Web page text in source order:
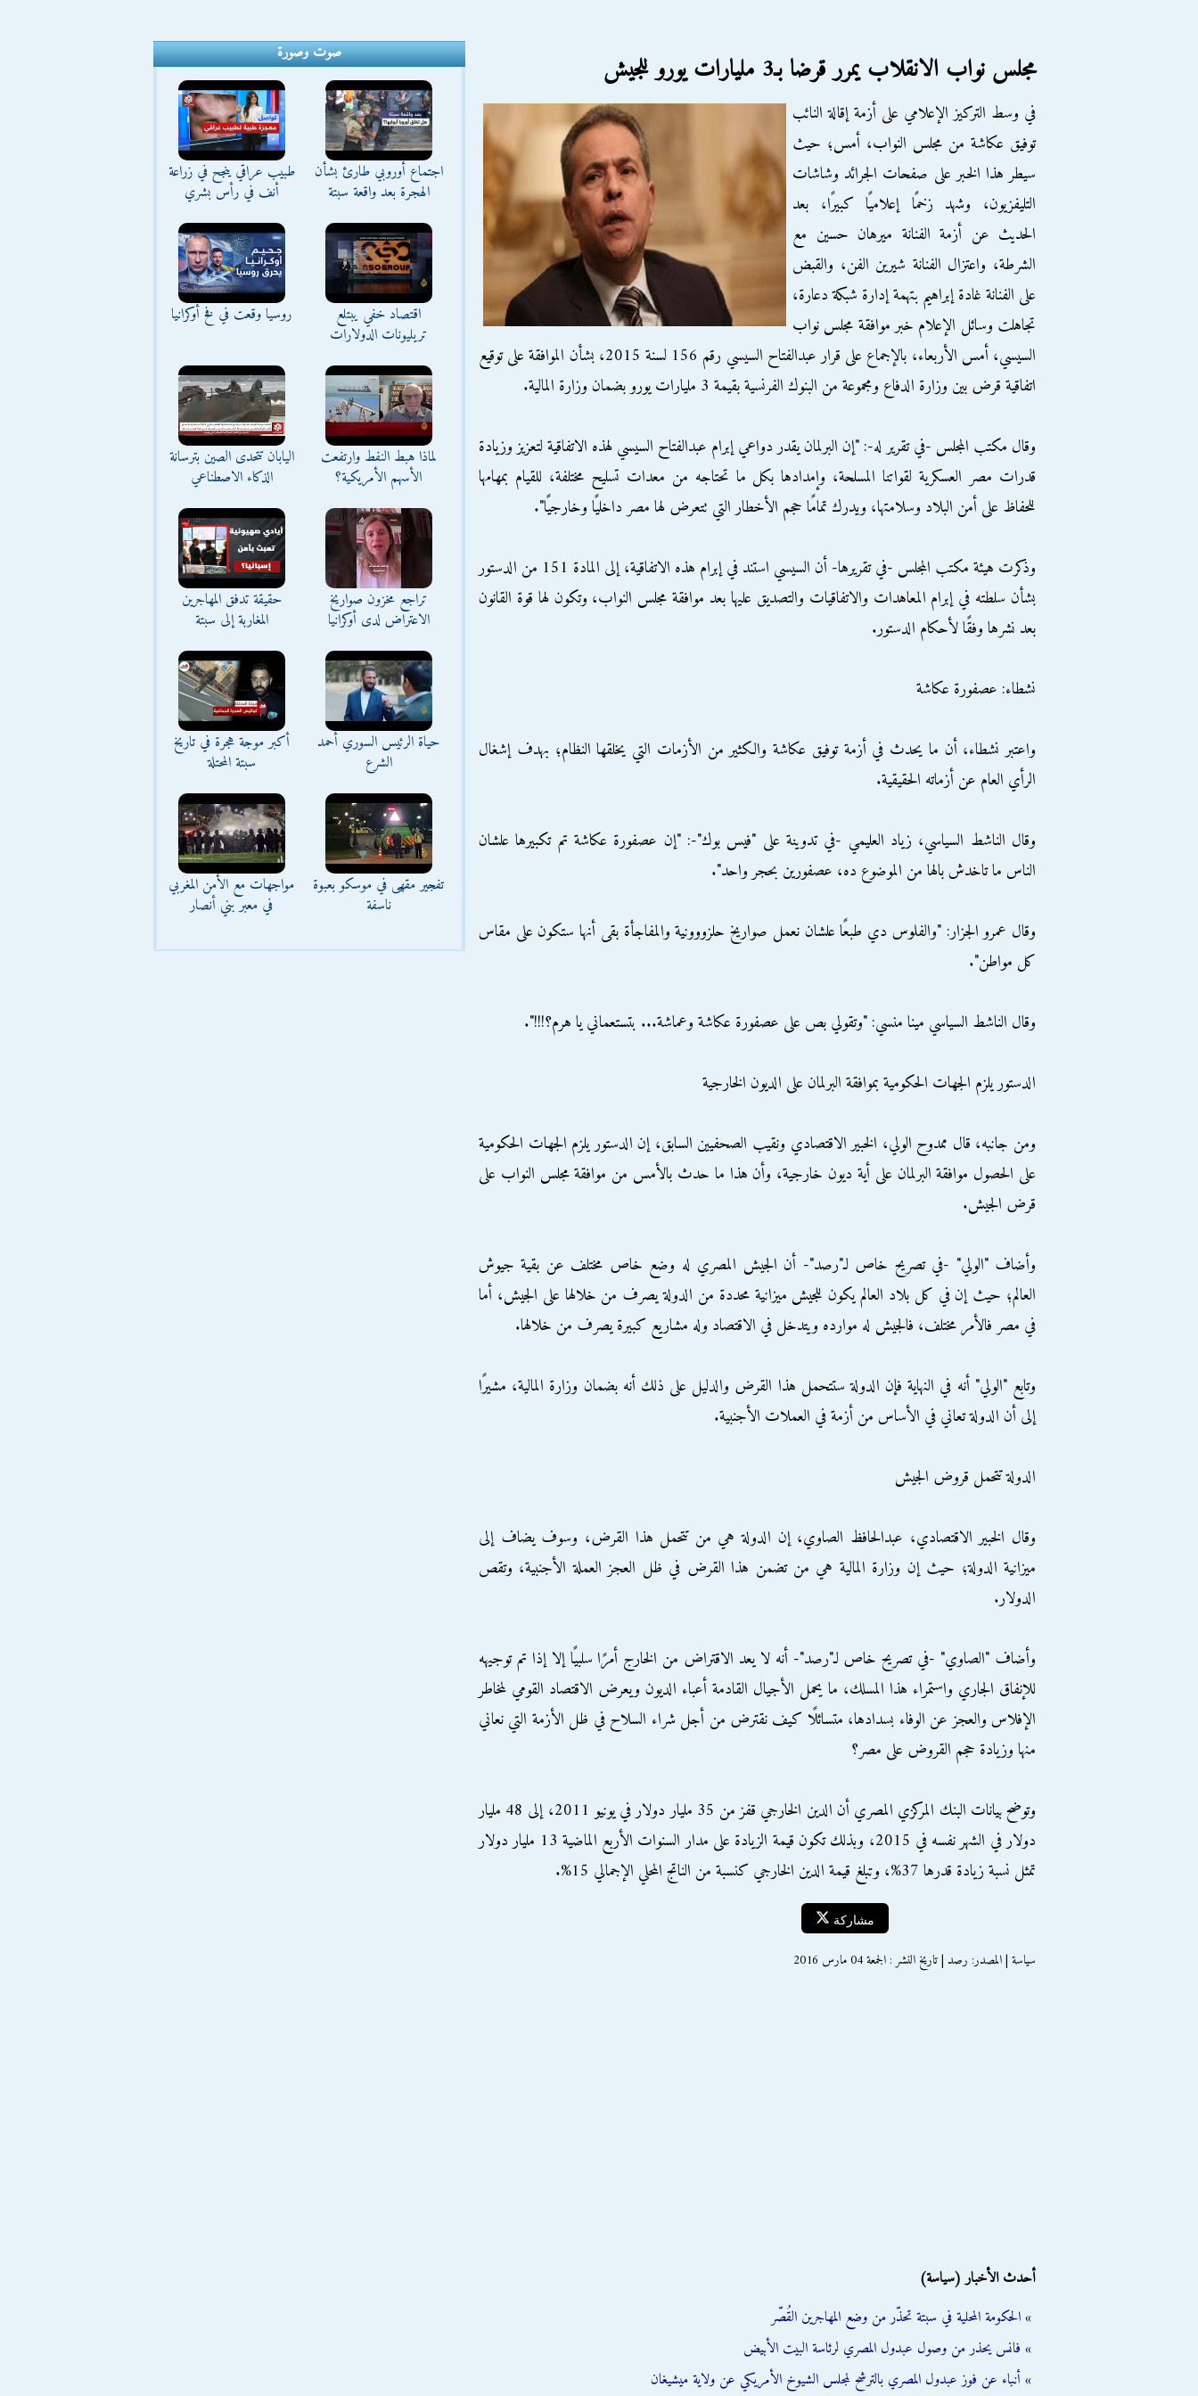
مجلس نواب الانقلاب يمرر قرضا بـ3 مليارات يورو للجيش
في وسط التركيز الإعلامي على أزمة إقالة النائب
توفيق عكاشة من مجلس النواب، أمس؛ حيث
سيطر هذا الخبر على صفحات الجرائد وشاشات
التليفزيون، وشهد زخمًا إعلاميًا كبيرًا، بعد
الحديث عن أزمة الفنانة ميرهان حسين مع
الشرطة، واعتزال الفنانة شيرين الفن، والقبض
على الفنانة غادة إبراهيم بتهمة إدارة شبكة دعارة،
تجاهلت وسائل الإعلام خبر موافقة مجلس نواب
السيسي، أمس الأربعاء، بالإجماع على قرار عبدالفتاح السيسي رقم 156 لسنة 2015، بشأن الموافقة على توقيع
اتفاقية قرض بين وزارة الدفاع ومجموعة من البنوك الفرنسية بقيمة 3 مليارات يورو بضمان وزارة المالية.
وقال مكتب المجلس -في تقرير له-: "إن البرلمان يقدر دواعي إبرام عبدالفتاح السيسي لهذه الاتفاقية لتعزيز وزيادة
قدرات مصر العسكرية لقواتنا المسلحة، وإمدادها بكل ما تحتاجه من معدات تسليح مختلفة، للقيام بمهامها
للحفاظ على أمن البلاد وسلامتها، ويدرك تمامًا حجم الأخطار التي تتعرض لها مصر داخليًا وخارجيًا".
وذكرت هيئة مكتب المجلس -في تقريرها- أن السيسي استند في إبرام هذه الاتفاقية، إلى المادة 151 من الدستور
بشأن سلطته في إبرام المعاهدات والاتفاقيات والتصديق عليها بعد موافقة مجلس النواب، وتكون لها قوة القانون
بعد نشرها وفقًا لأحكام الدستور.
نشطاء: عصفورة عكاشة
واعتبر نشطاء، أن ما يحدث في أزمة توفيق عكاشة والكثير من الأزمات التي يخلقها النظام؛ بهدف إشغال
الرأي العام عن أزماته الحقيقية.
وقال الناشط السياسي، زياد العليمي -في تدوينة على "فيس بوك"-: "إن عصفورة عكاشة تم تكبيرها علشان
الناس ما تاخدش بالها من الموضوع ده، عصفورين بحجر واحد".
وقال عمرو الجزار: "والفلوس دي طبعًا علشان نعمل صواريخ حلزووونية والمفاجأة بقى أنها ستكون على مقاس
كل مواطن".
وقال الناشط السياسي مينا منسي: "وتقولي بص على عصفورة عكاشة وعماشة... بتستعماني يا هرم؟!!!".
الدستور يلزم الجهات الحكومية بموافقة البرلمان على الديون الخارجية
ومن جانبه، قال ممدوح الولي، الخبير الاقتصادي ونقيب الصحفيين السابق، إن الدستور يلزم الجهات الحكومية
على الحصول موافقة البرلمان على أية ديون خارجية، وأن هذا ما حدث بالأمس من موافقة مجلس النواب على
قرض الجيش.
وأضاف "الولي" -في تصريح خاص لـ"رصد"- أن الجيش المصري له وضع خاص مختلف عن بقية جيوش
العالم؛ حيث إن في كل بلاد العالم يكون للجيش ميزانية محددة من الدولة يصرف من خلالها على الجيش، أما
في مصر فالأمر مختلف، فالجيش له موارده ويتدخل في الاقتصاد وله مشاريع كبيرة يصرف من خلالها.
وتابع "الولي" أنه في النهاية فإن الدولة ستتحمل هذا القرض والدليل على ذلك أنه بضمان وزارة المالية، مشيرًا
إلى أن الدولة تعاني في الأساس من أزمة في العملات الأجنبية.
الدولة تتحمل قروض الجيش
وقال الخبير الاقتصادي، عبدالحافظ الصاوي، إن الدولة هي من تتحمل هذا القرض، وسوف يضاف إلى
ميزانية الدولة؛ حيث إن وزارة المالية هي من تضمن هذا القرض في ظل العجز العملة الأجنبية، وتقص
الدولار.
وأضاف "الصاوي" -في تصريح خاص لـ"رصد"- أنه لا يعد الاقتراض من الخارج أمرًا سلبيًا إلا إذا تم توجيهه
للإنفاق الجاري واستمراء هذا المسلك، ما يحمل الأجيال القادمة أعباء الديون ويعرض الاقتصاد القومي لمخاطر
الإفلاس والعجز عن الوفاء بسدادها، متسائلًا كيف نقترض من أجل شراء السلاح في ظل الأزمة التي نعاني
منها وزيادة حجم القروض على مصر؟
وتوضح بيانات البنك المركزي المصري أن الدين الخارجي قفز من 35 مليار دولار في يونيو 2011، إلى 48 مليار
دولار في الشهر نفسه في 2015، وبذلك تكون قيمة الزيادة على مدار السنوات الأربع الماضية 13 مليار دولار
تمثل نسبة زيادة قدرها 37%، وتبلغ قيمة الدين الخارجي كنسبة من الناتج المحلي الإجمالي 15%.
مشاركة
سياسة | المصدر: رصد | تاريخ النشر : الجمعة 04 مارس 2016
أحدث الأخبار (سياسة)
» الحكومة المحلية في سبتة تحذّر من وضع المهاجرين القُصّر
» فانس يحذر من وصول عبدول المصري لرئاسة البيت الأبيض
» أنباء عن فوز عبدول المصري بالترشح لمجلس الشيوخ الأمريكي عن ولاية ميشيغان
صوت وصورة
اجتماع أوروبي طارئ بشأن
الهجرة بعد واقعة سبتة
طبيب عراقي ينجح في زراعة
أنف في رأس بشري
اقتصاد خفي يبتلع
تريليونات الدولارات
روسيا وقعت في فخ أوكرانيا
لماذا هبط النفط وارتفعت
الأسهم الأمريكية؟
اليابان تتحدى الصين بترسانة
الذكاء الاصطناعي
تراجع مخزون صواريخ
الاعتراض لدى أوكرانيا
حقيقة تدفق المهاجرين
المغاربة إلى سبتة
حياة الرئيس السوري أحمد
الشرع
أكبر موجة هجرة في تاريخ
سبتة المحتلة
تفجير مقهى في موسكو بعبوة
ناسفة
مواجهات مع الأمن المغربي
في معبر بني أنصار